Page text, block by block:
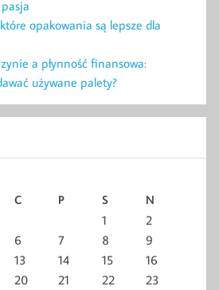
opakowania są lepsze dla
a płynność finansowa:
używane palety?
C P S N
1
2
6 7 8
9
13 14 15
16
20 21 22
23